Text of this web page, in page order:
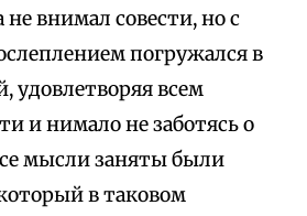
внимал совести, но с
погружался в
удовлетворяя всем
и нимало не заботясь о
мысли заняты были
в таковом